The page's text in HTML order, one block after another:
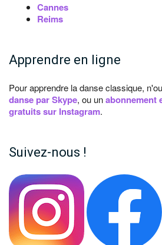
Cannes
Reims
Apprendre en ligne
Pour apprendre la danse classique,
danse par Skype, ou unabonnement
gratuits sur Instagram.
Suivez-nous !